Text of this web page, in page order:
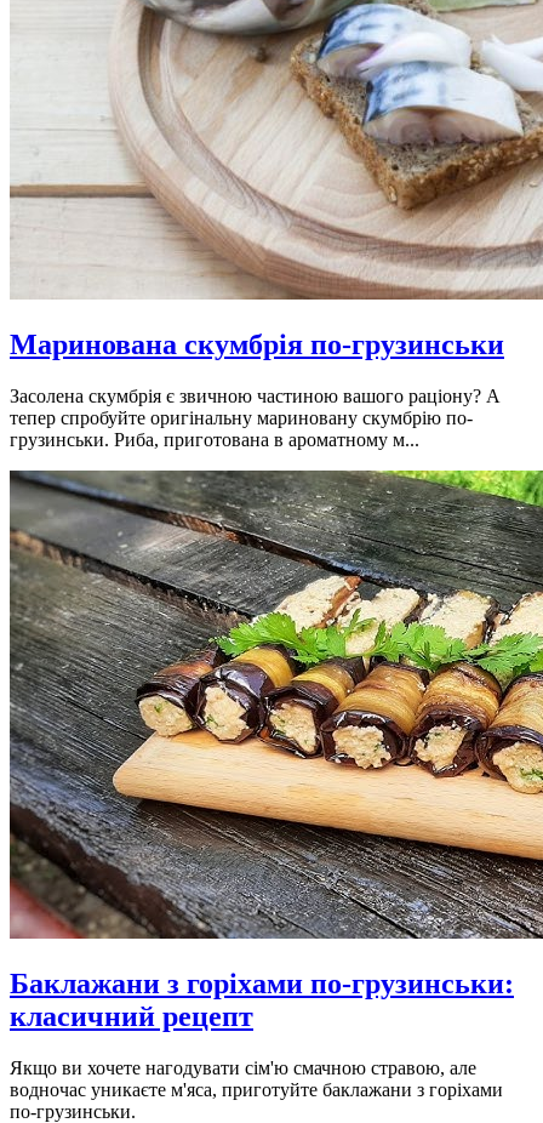
Маринована скумбрія по-грузинськи
Засолена скумбрія є звичною частиною вашого раціону? А
тепер спробуйте оригінальну мариновану скумбрію по-
грузинськи. Риба, приготована в ароматному м...
Баклажани з горіхами по-грузинськи:
класичний рецепт
Якщо ви хочете нагодувати сім'ю смачною стравою, але
водночас уникаєте м'яса, приготуйте баклажани з горіхами
по-грузинськи.